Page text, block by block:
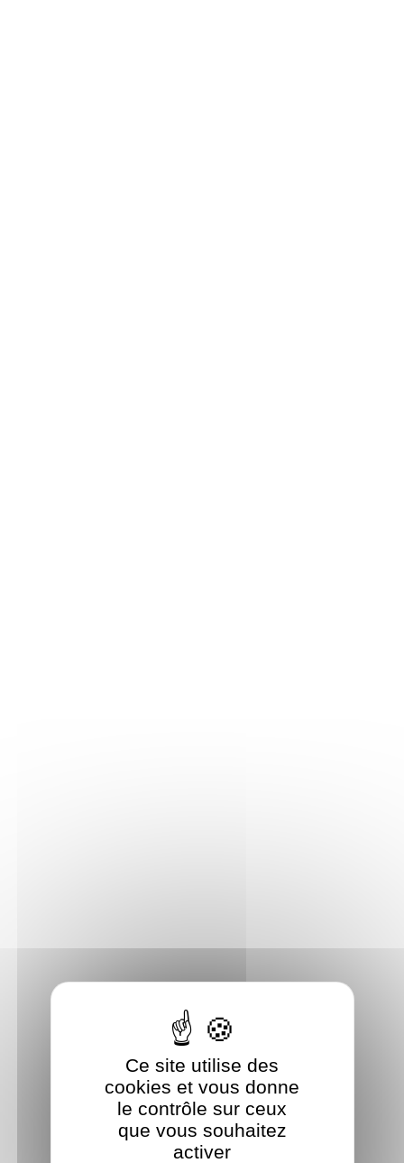
Ce site utilise des
cookies et vous donne
le contrôle sur ceux
que vous souhaitez
activer